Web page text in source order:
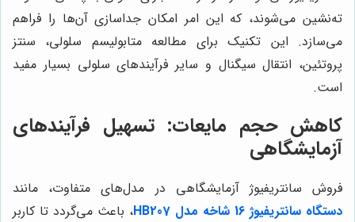
ته‌نشین می‌شوند، که این امر امکان جداسازی آن‌ها را فراهم
می‌سازد. این تکنیک برای مطالعه متابولیسم سلولی، سنتز
پروتئین، انتقال سیگنال و سایر فرآیندهای سلولی بسیار مفید
است.
کاهش حجم مایعات: تسهیل فرآیندهای
آزمایشگاهی
فروش سانتریفیوژ آزمایشگاهی در مدل‌های متفاوت، مانند
دستگاه سانتریفیوژ 16 شاخه مدل HB207
، باعث می‌گردد تا کاربر